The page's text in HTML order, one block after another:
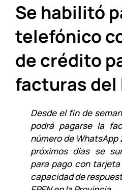
Se habilitó
telefónico
de crédito
facturas del
Desde el fin de
podrá pagarse la
número de WhatsApp
próximos días se
para pago con
capacidad de